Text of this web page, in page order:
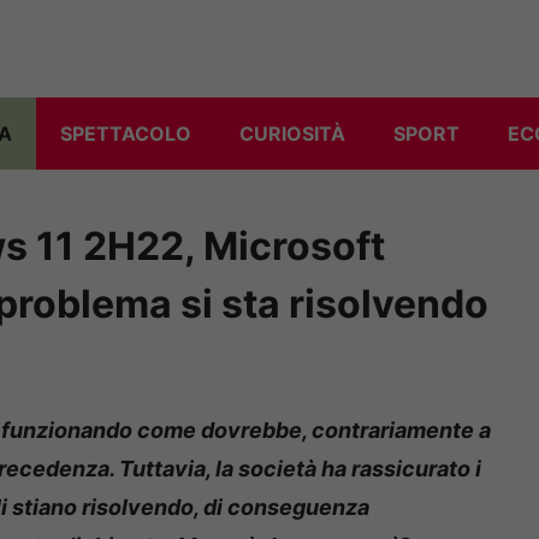
SPETTACOLO CURIOSITÀ SPORT
11 2H22, Microsoft
si sta risolvendo
come dovrebbe, contrariamente a
Tuttavia, la società ha rassicurato i
risolvendo, di conseguenza